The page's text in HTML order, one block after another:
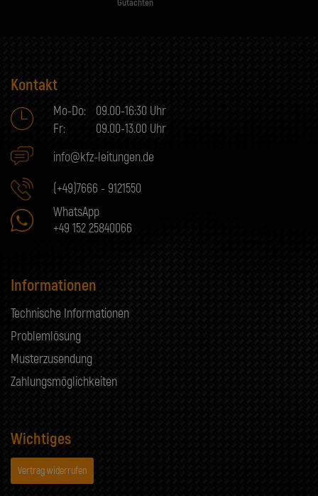
Gutachten
Kontakt
Mo-Do:
09.00-16:30 Uhr
Fr:
09.00-13.00 Uhr
info@kfz-leitungen.de
(+49)7666 - 9121550
WhatsApp
+49 152 25840066
Informationen
Technische Informationen
Problemlösung
Musterzusendung
Zahlungsmöglichkeiten
Wichtiges
Vertrag widerrufen